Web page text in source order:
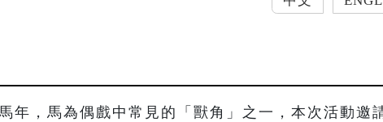
年，馬為偶戲中常見的「獸角」之一，本次活動邀